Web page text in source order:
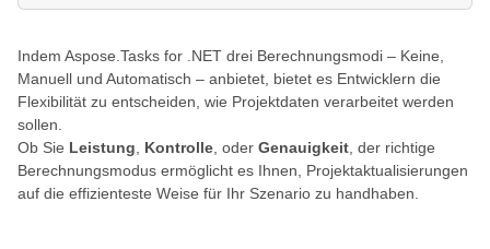
Indem Aspose.Tasks for .NET drei Berechnungsmodi – Keine,
Manuell und Automatisch – anbietet, bietet es Entwicklern die
Flexibilität zu entscheiden, wie Projektdaten verarbeitet werden
sollen.
Ob Sie Leistung, Kontrolle, oder Genauigkeit, der richtige
Berechnungsmodus ermöglicht es Ihnen, Projektaktualisierungen
auf die effizienteste Weise für Ihr Szenario zu handhaben.